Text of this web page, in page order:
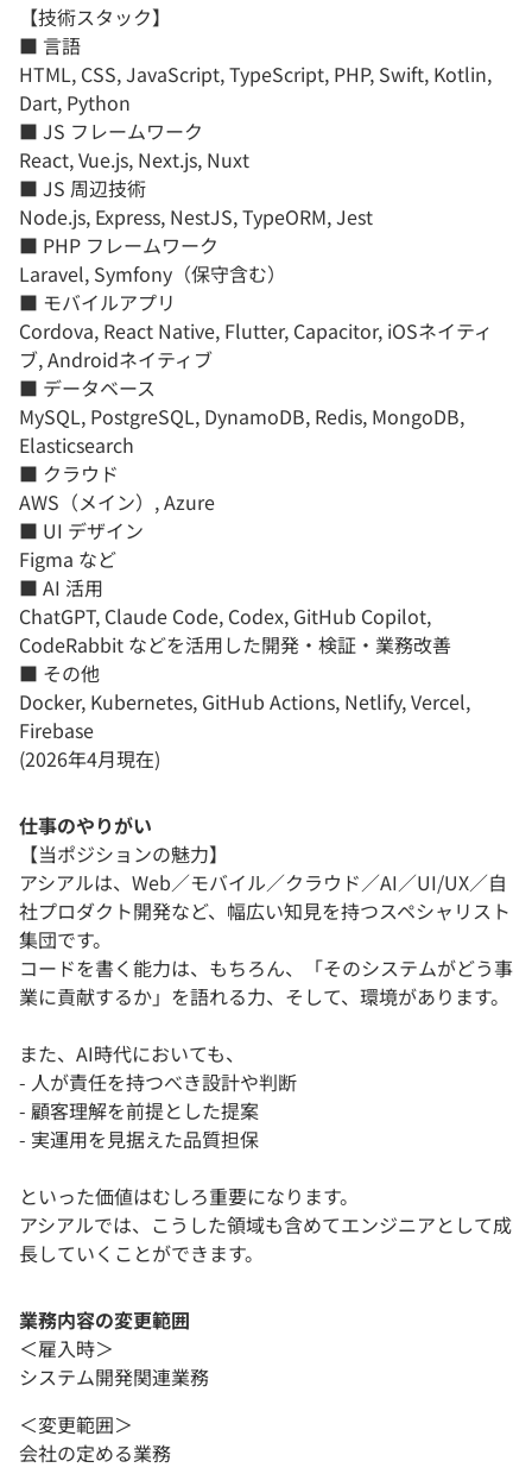
【技術スタック】
■ 言語
HTML, CSS, JavaScript, TypeScript, PHP, Swift, Kotlin,
Dart, Python
■ JS フレームワーク
React, Vue.js, Next.js, Nuxt
■ JS 周辺技術
Node.js, Express, NestJS, TypeORM, Jest
■ PHP フレームワーク
Laravel, Symfony（保守含む）
■ モバイルアプリ
Cordova, React Native, Flutter, Capacitor, iOSネイティ
ブ, Androidネイティブ
■ データベース
MySQL, PostgreSQL, DynamoDB, Redis, MongoDB,
Elasticsearch
■ クラウド
AWS（メイン）, Azure
■ UI デザイン
Figma など
■ AI 活用
ChatGPT, Claude Code, Codex, GitHub Copilot,
CodeRabbit などを活用した開発・検証・業務改善
■ その他
Docker, Kubernetes, GitHub Actions, Netlify, Vercel,
Firebase
(2026年4月現在)
仕事のやりがい
【当ポジションの魅力】
アシアルは、Web／モバイル／クラウド／AI／UI/UX／自
社プロダクト開発など、幅広い知見を持つスペシャリスト
集団です。
コードを書く能力は、もちろん、「そのシステムがどう事
業に貢献するか」を語れる力、そして、環境があります。
また、AI時代においても、
- 人が責任を持つべき設計や判断
- 顧客理解を前提とした提案
- 実運用を見据えた品質担保
といった価値はむしろ重要になります。
アシアルでは、こうした領域も含めてエンジニアとして成
長していくことができます。
業務内容の変更範囲
＜雇入時＞
システム開発関連業務
＜変更範囲＞
会社の定める業務